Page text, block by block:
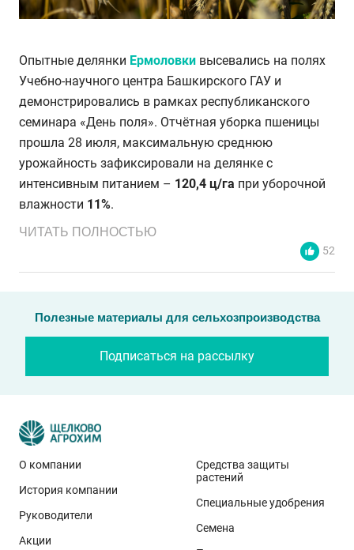
Опытные делянки Ермоловки высевались на полях
Учебно-научного центра Башкирского ГАУ и
демонстрировались в рамках республиканского
семинара «День поля». Отчётная уборка пшеницы
прошла 28 июля, максимальную среднюю
урожайность зафиксировали на делянке с
интенсивным питанием – 120,4 ц/га при уборочной
влажности 11%.
Эти результаты особенно показательны для
условий Приволжского федерального округа. Они
демонстрируют, что потенциал интенсивного сорта
ЧИТАТЬ ПОЛНОСТЬЮ
52
Полезные материалы для сельхозпроизводства
Подписаться на рассылку
О компании
История компании
Руководители
Акции
Средства защиты
растений
Специальные удобрения
Семена